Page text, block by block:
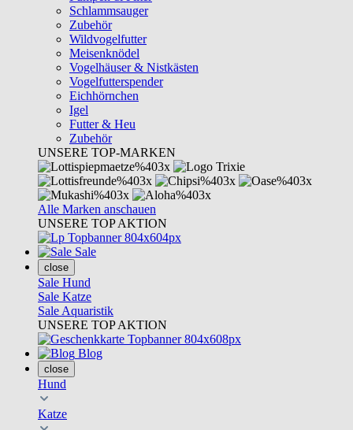
Schlammsauger
Zubehör
Wildvogelfutter
Meisenknödel
Vogelhäuser & Nistkästen
Vogelfutterspender
Eichhörnchen
Igel
Futter & Heu
Zubehör
UNSERE TOP-MARKEN
Alle Marken anschauen
UNSERE TOP AKTION
Sale
close
Sale Hund
Sale Katze
Sale Aquaristik
UNSERE TOP AKTION
Blog
close
Hund
Katze